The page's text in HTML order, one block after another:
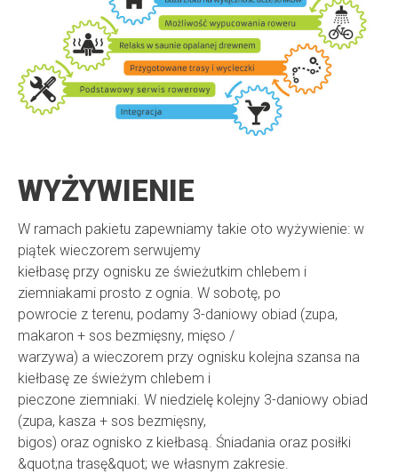
WYŻYWIENIE
W ramach pakietu zapewniamy takie oto wyżywienie: w
piątek wieczorem serwujemy
kiełbasę przy ognisku ze świeżutkim chlebem i
ziemniakami prosto z ognia. W sobotę, po
powrocie z terenu, podamy 3-daniowy obiad (zupa,
makaron + sos bezmięsny, mięso /
warzywa) a wieczorem przy ognisku kolejna szansa na
kiełbasę ze świeżym chlebem i
pieczone ziemniaki. W niedzielę kolejny 3-daniowy obiad
(zupa, kasza + sos bezmięsny,
bigos) oraz ognisko z kiełbasą. Śniadania oraz posiłki
&quot;na trasę&quot; we własnym zakresie.